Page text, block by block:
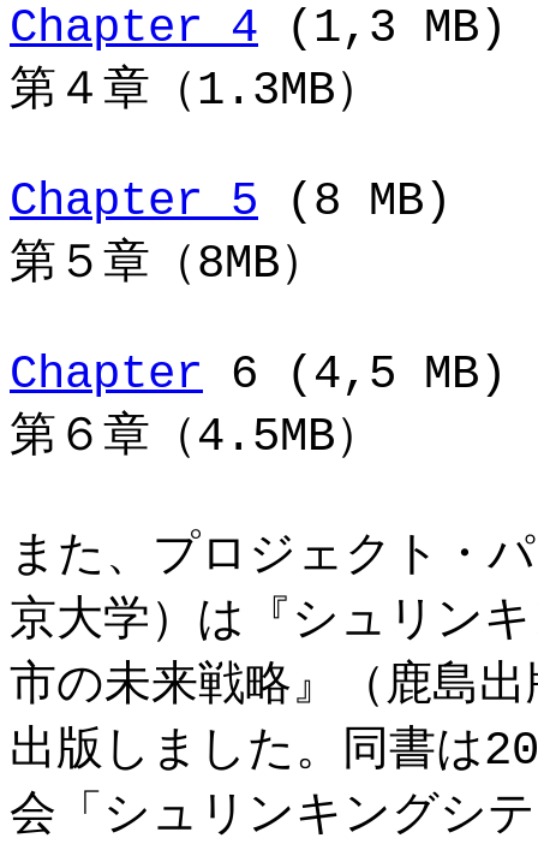
Chapter 4 (1,3 MB)
第４章（1.3MB）
Chapter 5 (8 MB)
第５章（8MB）
Chapter 6 (4,5 MB)
第６章（4.5MB）
また、プロジェクト・
京大学）は『シュリン
市の未来戦略』（鹿島
出版しました。同書は
会「シュリンキングシ